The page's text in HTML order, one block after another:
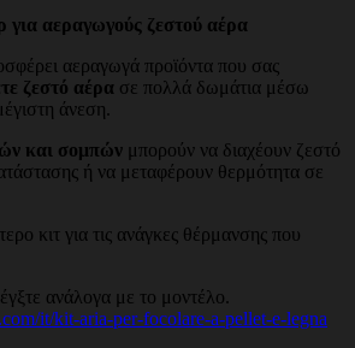
για αεραγωγούς ζεστού αέρα
αεραγωγά προϊόντα που σας
ζεστό αέρα σε πολλά δωμάτια μέσω
άνεση.
και σομπών μπορούν να διαχέουν ζεστό
ή να μεταφέρουν θερμότητα σε
κιτ για τις ανάγκες θέρμανσης που
ανάλογα με το μοντέλο.
it/kit-aria-per-focolare-a-pellet-e-legna